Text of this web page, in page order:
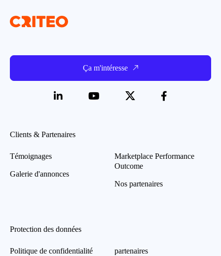
Ça m'intéresse
Clients & Partenaires
Témoignages
Galerie d'annonces
Marketplace Performance
Outcome
Nos partenaires
Protection des données
Politique de confidentialité partenaires